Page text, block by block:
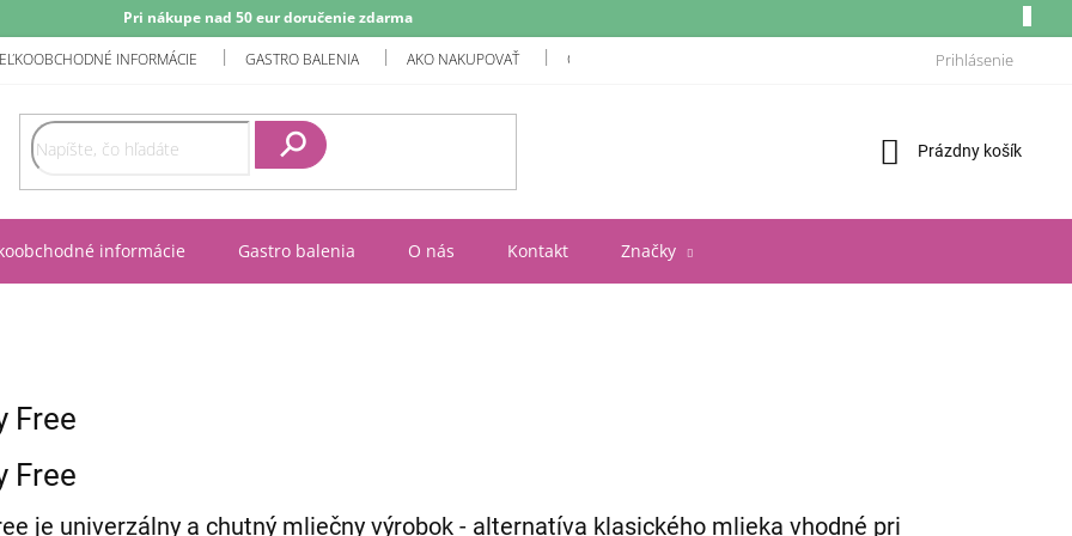
Pri nákupe nad 50 eur doručenie zdarma
INFORMÁCIE GASTRO BALENIA AKO NAKUPOVAŤ OBCHODNÉ PODMIENKY ZÁSADY OCHRANY OSOBNÝCH ÚDAJOV A
Prihlásenie
Nákupný
Prázdny košík
informácie Gastro balenia O nás Kontakt Značky
Free
Free
je univerzálny a chutný mliečny výrobok - alternatíva klasického mlieka vhodné pri